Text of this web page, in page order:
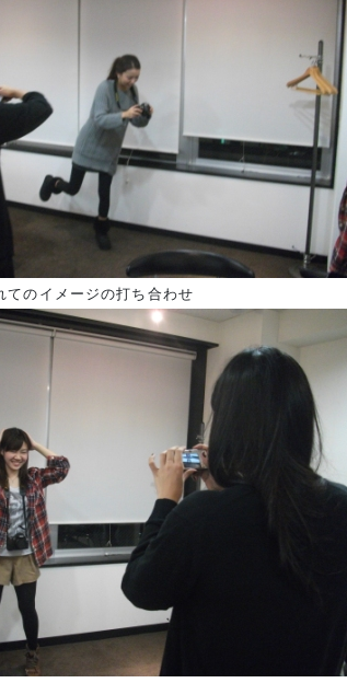
てのイメージの打ち合わせ